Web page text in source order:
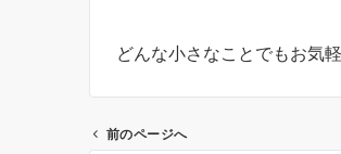
どんな小さなことでもお気
前のページへ